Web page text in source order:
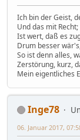
Ich bin der Geist,
Und das mit
Ist wert, daß es
Drum besser
So ist denn alles,
Zerstörung, kurz,
Mein eigentliches
Inge78
06. Januar 2017,